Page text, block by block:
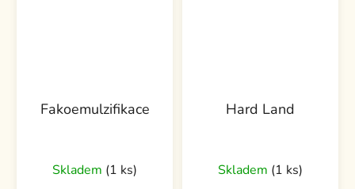
Fakoemulzifikace
Skladem (1 ks)
Hard Land
Skladem (1 ks)